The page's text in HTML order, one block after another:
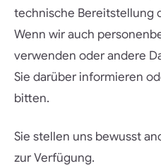
technische Bereitstellung
Wenn wir auch
verwenden oder andere
Sie darüber informieren
bitten.
Sie stellen uns bewusst
zur Verfügung.